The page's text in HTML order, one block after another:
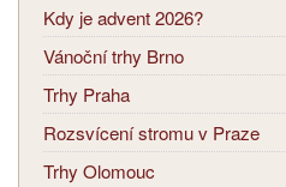
Kdy je advent 2026?
Vánoční trhy Brno
Trhy Praha
Rozsvícení stromu v Praze
Trhy Olomouc